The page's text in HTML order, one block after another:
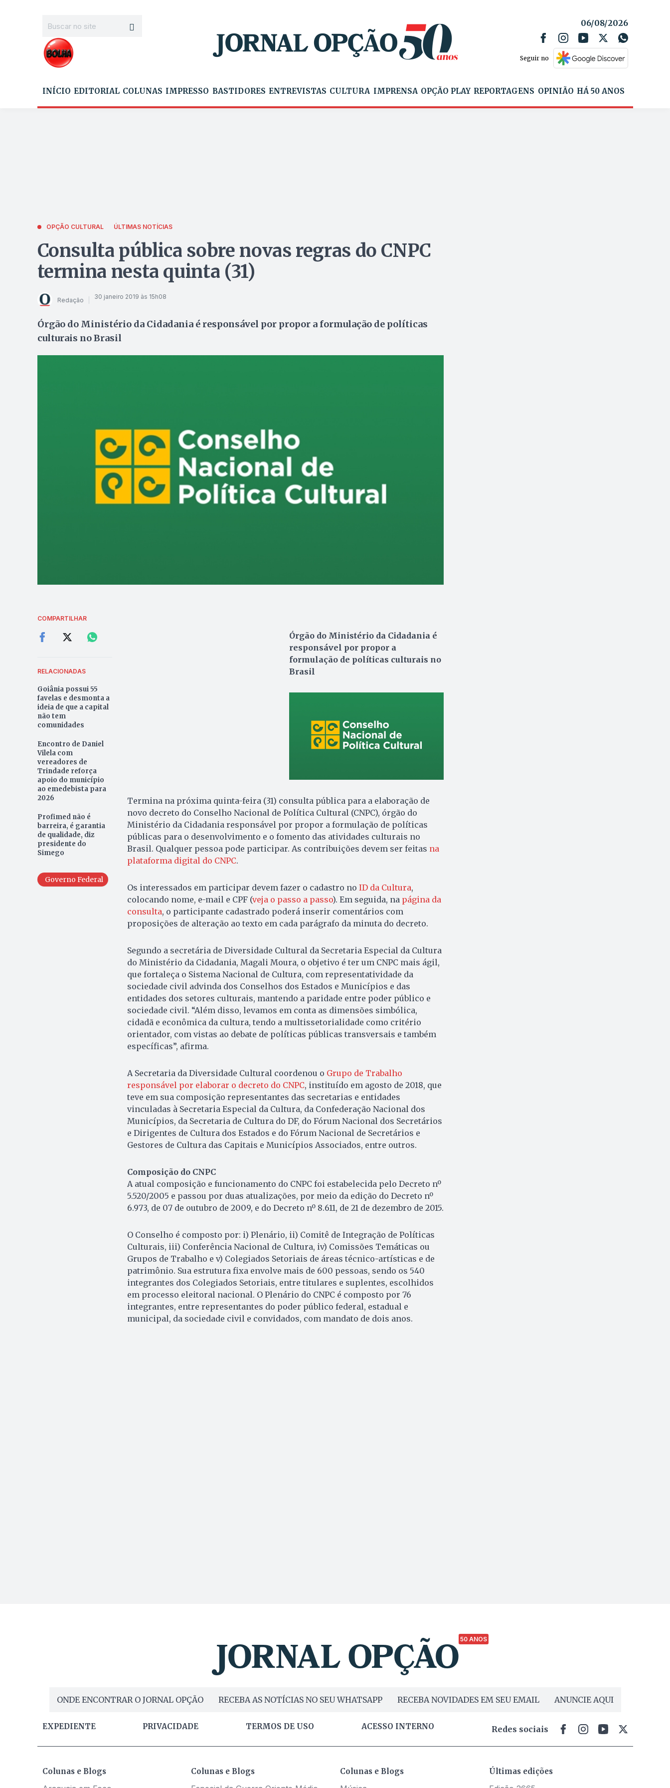
06/08/2026
Seguir no
INÍCIO EDITORIAL COLUNAS IMPRESSO BASTIDORES ENTREVISTAS CULTURA IMPRENSA OPÇÃO PLAY REPORTAGENS OPINIÃO HÁ 50 ANOS
OPÇÃO CULTURAL ÚLTIMAS NOTÍCIAS
Consulta pública sobre novas regras do CNPC
termina nesta quinta (31)
Redação 30 janeiro 2019 às 15h08
Órgão do Ministério da Cidadania é responsável por propor a formulação de políticas
culturais no Brasil
COMPARTILHAR
RELACIONADAS
Goiânia possui 55
favelas e desmonta a
ideia de que a capital
não tem
comunidades
Encontro de Daniel
Vilela com
vereadores de
Trindade reforça
apoio do município
ao emedebista para
2026
Profimed não é
barreira, é garantia
de qualidade, diz
presidente do
Simego
Governo Federal
Órgão do Ministério da Cidadania é
responsável por propor a
formulação de políticas culturais no
Brasil
Termina na próxima quinta-feira (31) consulta pública para a elaboração de
novo decreto do Conselho Nacional de Política Cultural (CNPC), órgão do
Ministério da Cidadania responsável por propor a formulação de políticas
públicas para o desenvolvimento e o fomento das atividades culturais no
Brasil. Qualquer pessoa pode participar. As contribuições devem ser feitas na
plataforma digital do CNPC.
Os interessados em participar devem fazer o cadastro no ID da Cultura,
colocando nome, e-mail e CPF (veja o passo a passo). Em seguida, na página da
consulta, o participante cadastrado poderá inserir comentários com
proposições de alteração ao texto em cada parágrafo da minuta do decreto.
Segundo a secretária de Diversidade Cultural da Secretaria Especial da Cultura
do Ministério da Cidadania, Magali Moura, o objetivo é ter um CNPC mais ágil,
que fortaleça o Sistema Nacional de Cultura, com representatividade da
sociedade civil advinda dos Conselhos dos Estados e Municípios e das
entidades dos setores culturais, mantendo a paridade entre poder público e
sociedade civil. “Além disso, levamos em conta as dimensões simbólica,
cidadã e econômica da cultura, tendo a multissetorialidade como critério
orientador, com vistas ao debate de políticas públicas transversais e também
específicas”, afirma.
A Secretaria da Diversidade Cultural coordenou o Grupo de Trabalho
responsável por elaborar o decreto do CNPC, instituído em agosto de 2018, que
teve em sua composição representantes das secretarias e entidades
vinculadas à Secretaria Especial da Cultura, da Confederação Nacional dos
Municípios, da Secretaria de Cultura do DF, do Fórum Nacional dos Secretários
e Dirigentes de Cultura dos Estados e do Fórum Nacional de Secretários e
Gestores de Cultura das Capitais e Municípios Associados, entre outros.
Composição do CNPC
A atual composição e funcionamento do CNPC foi estabelecida pelo Decreto nº
5.520/2005 e passou por duas atualizações, por meio da edição do Decreto nº
6.973, de 07 de outubro de 2009, e do Decreto nº 8.611, de 21 de dezembro de 2015.
O Conselho é composto por: i) Plenário, ii) Comitê de Integração de Políticas
Culturais, iii) Conferência Nacional de Cultura, iv) Comissões Temáticas ou
Grupos de Trabalho e v) Colegiados Setoriais de áreas técnico-artísticas e de
patrimônio. Sua estrutura fixa envolve mais de 600 pessoas, sendo os 540
integrantes dos Colegiados Setoriais, entre titulares e suplentes, escolhidos
em processo eleitoral nacional. O Plenário do CNPC é composto por 76
integrantes, entre representantes do poder público federal, estadual e
municipal, da sociedade civil e convidados, com mandato de dois anos.
50 ANOS
ONDE ENCONTRAR O JORNAL OPÇÃO RECEBA AS NOTÍCIAS NO SEU WHATSAPP RECEBA NOVIDADES EM SEU EMAIL ANUNCIE AQUI
EXPEDIENTE PRIVACIDADE TERMOS DE USO ACESSO INTERNO Redes sociais
Colunas e Blogs Colunas e Blogs Colunas e Blogs Últimas edições